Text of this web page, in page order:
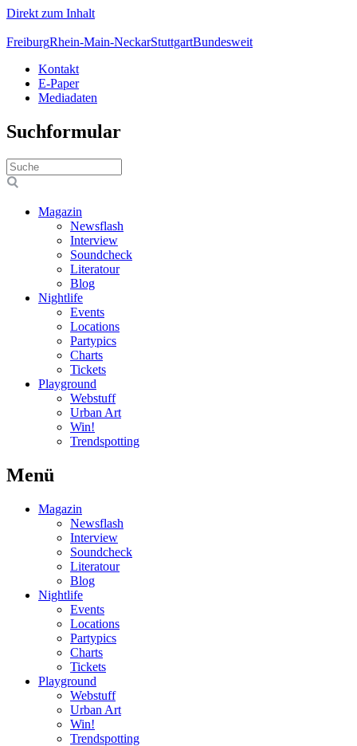
Direkt zum Inhalt
FreiburgRhein-Main-NeckarStuttgartBundesweit
Kontakt
E-Paper
Mediadaten
Suchformular
Magazin
Newsflash
Interview
Soundcheck
Literatour
Blog
Nightlife
Events
Locations
Partypics
Charts
Tickets
Playground
Webstuff
Urban Art
Win!
Trendspotting
Menü
Magazin
Newsflash
Interview
Soundcheck
Literatour
Blog
Nightlife
Events
Locations
Partypics
Charts
Tickets
Playground
Webstuff
Urban Art
Win!
Trendspotting